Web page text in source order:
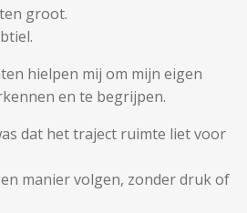
groot.
hielpen mij om mijn eigen
en te begrijpen.
dat het traject ruimte liet voor
manier volgen, zonder druk of